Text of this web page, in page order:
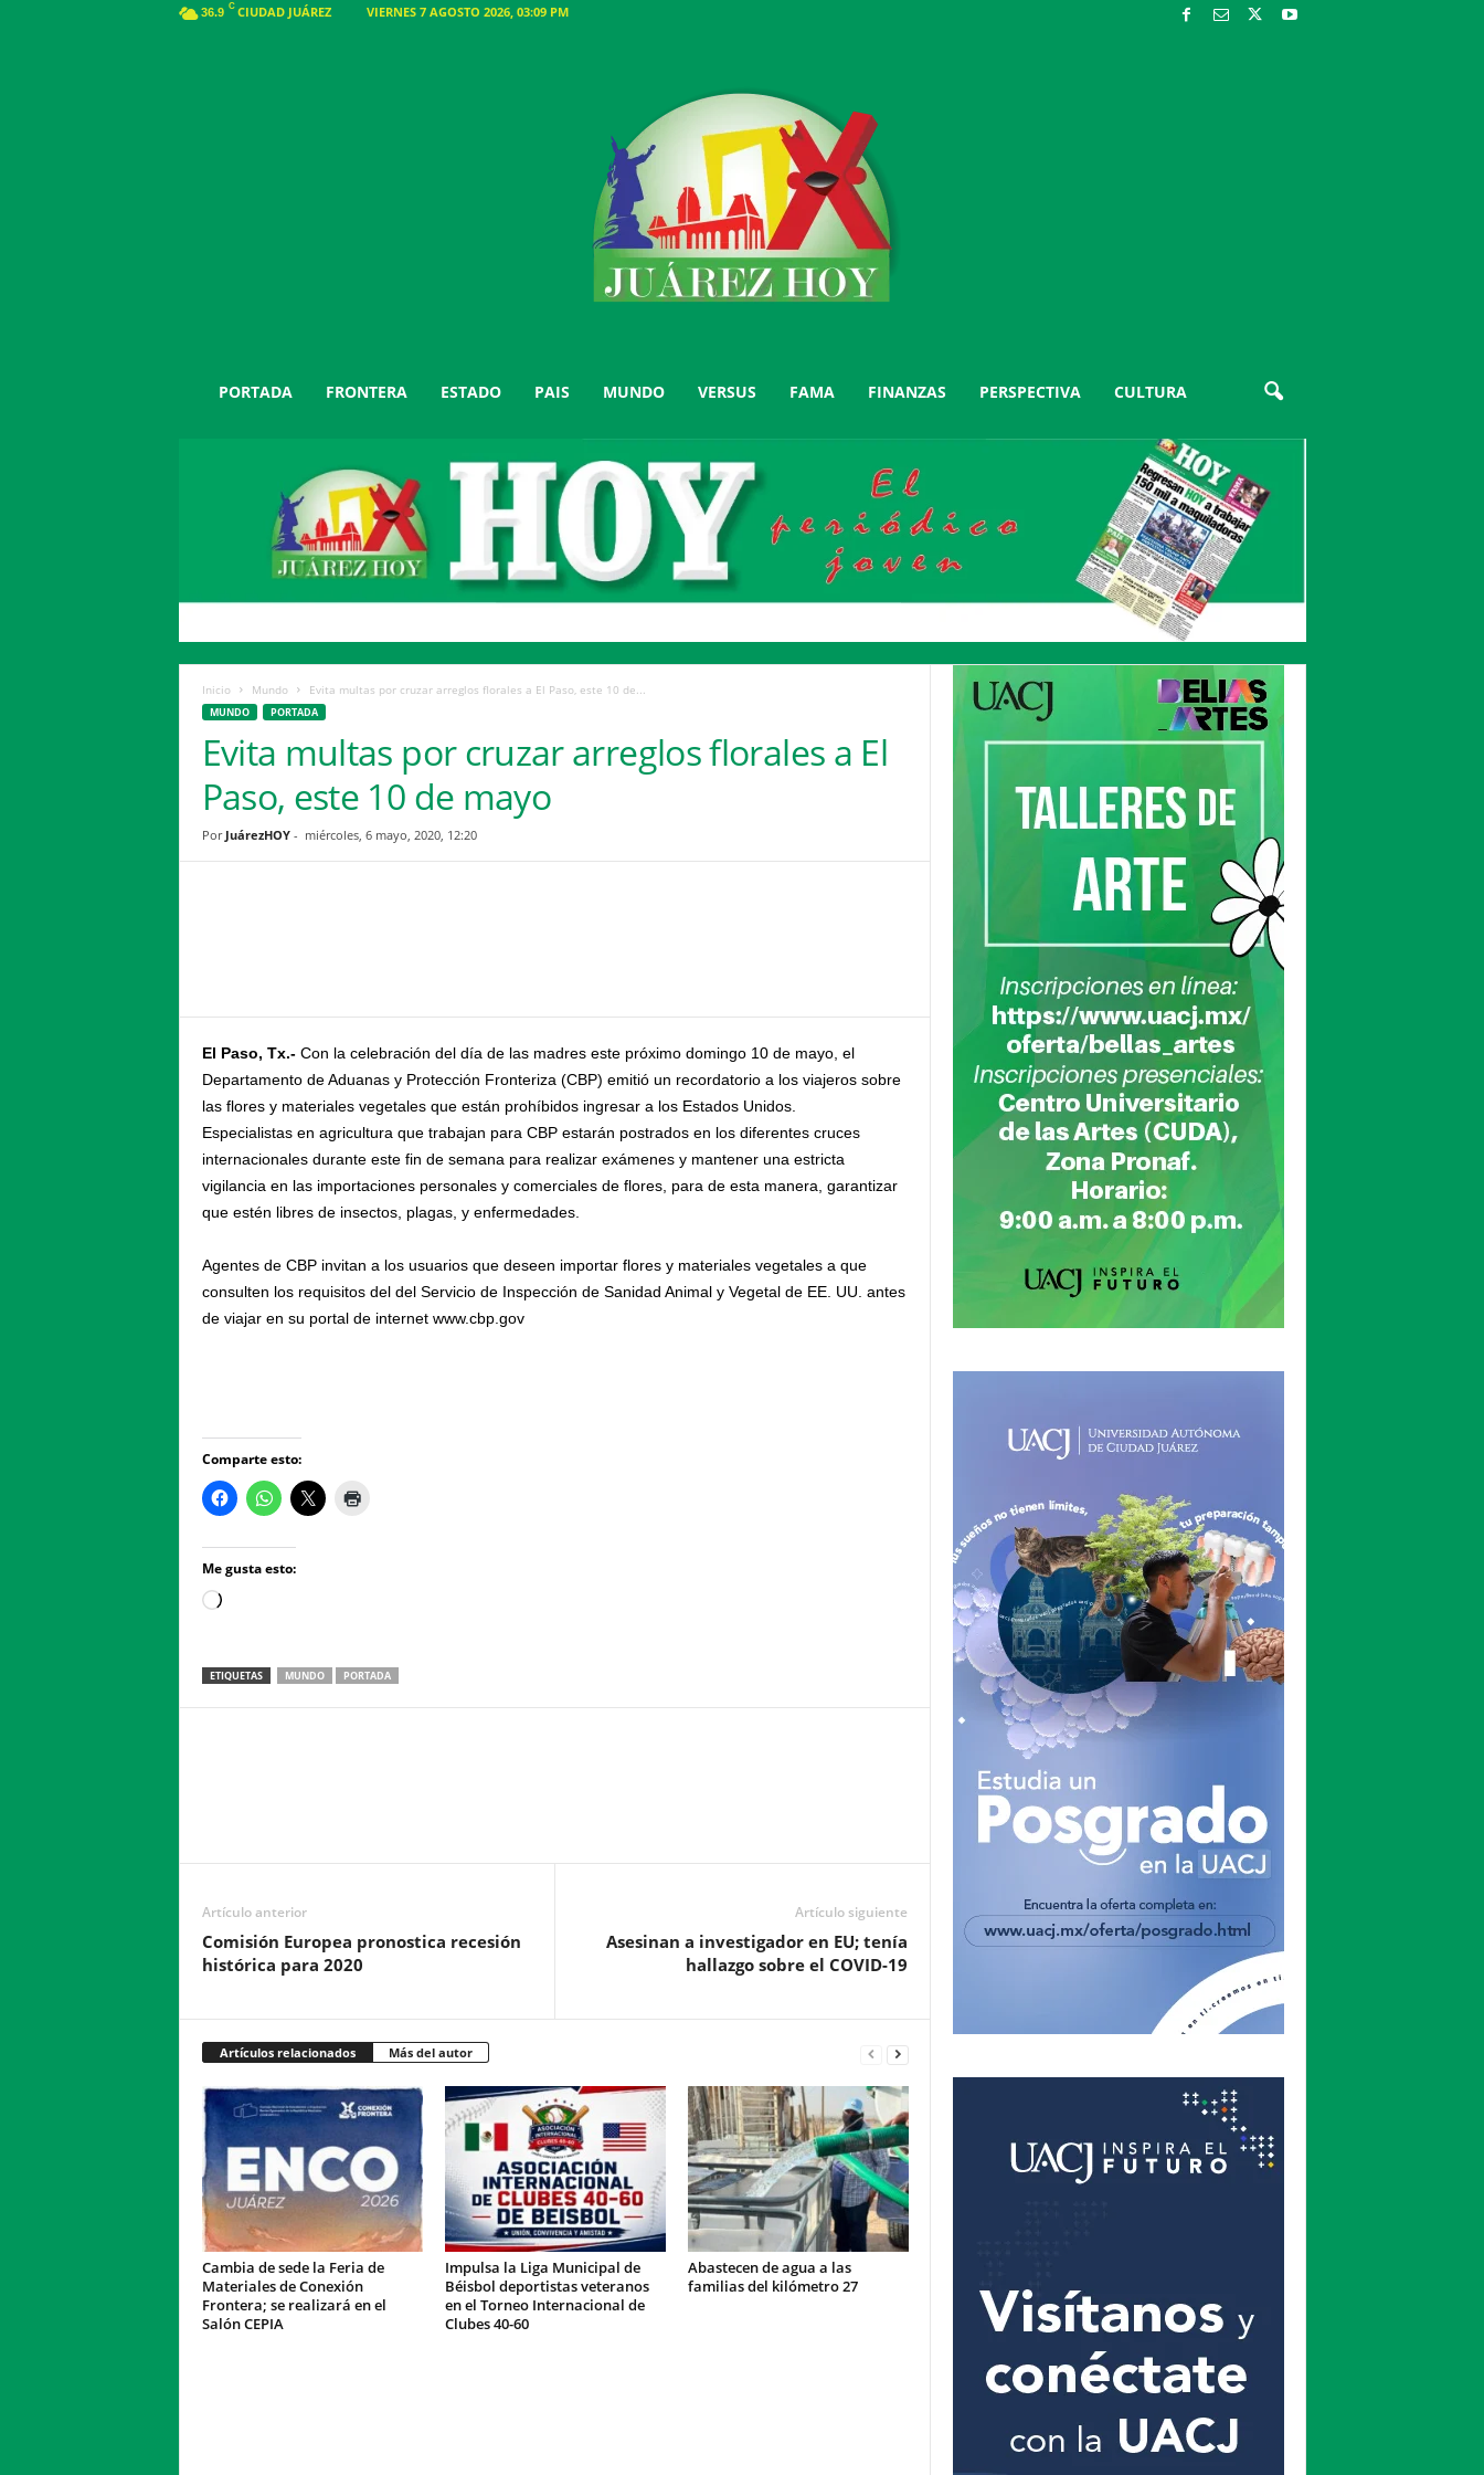
36.9 C CIUDAD JUÁREZ VIERNES 7 AGOSTO 2026, 03:09 PM
PORTADA FRONTERA ESTADO PAIS MUNDO VERSUS FAMA FINANZAS PERSPECTIVA CULTURA
Inicio Mundo Evita multas por cruzar arreglos florales a El Paso, este 10 de...
MUNDO PORTADA
Evita multas por cruzar arreglos florales a El
Paso, este 10 de mayo
Por JuárezHOY- miércoles, 6 mayo, 2020, 12:20
El Paso, Tx.-Con la celebración del día de las madres este próximo domingo 10 de mayo, el
Departamento de Aduanas y Protección Fronteriza (CBP) emitió un recordatorio a los viajeros sobre
las flores y materiales vegetales que están prohíbidos ingresar a los Estados Unidos.
Especialistas en agricultura que trabajan para CBP estarán postrados en los diferentes cruces
internacionales durante este fin de semana para realizar exámenes y mantener una estricta
vigilancia en las importaciones personales y comerciales de flores, para de esta manera, garantizar
que estén libres de insectos, plagas, y enfermedades.
Agentes de CBP invitan a los usuarios que deseen importar flores y materiales vegetales a que
consulten los requisitos del del Servicio de Inspección de Sanidad Animal y Vegetal de EE. UU. antes
de viajar en su portal de internet www.cbp.gov
Comparte esto:
Me gusta esto:
Loading…
ETIQUETAS MUNDO PORTADA
Artículo anterior
Comisión Europea pronostica recesión
histórica para 2020
Artículo siguiente
Asesinan a investigador en EU; tenía
hallazgo sobre el COVID-19
Artículos relacionados Más del autor
Cambia de sede la Feria de
Materiales de Conexión
Frontera; se realizará en el
Salón CEPIA
Impulsa la Liga Municipal de
Béisbol deportistas veteranos
en el Torneo Internacional de
Clubes 40-60
Abastecen de agua a las
familias del kilómetro 27